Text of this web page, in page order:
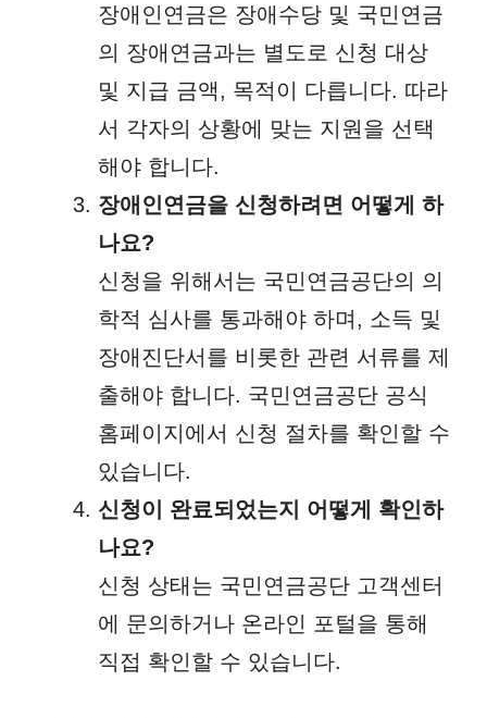
장애인연금은 장애수당 및 국민연금
의 장애연금과는 별도로 신청 대상
및 지급 금액, 목적이 다릅니다. 따라
서 각자의 상황에 맞는 지원을 선택
해야 합니다.
장애인연금을 신청하려면 어떻게 하
나요?
신청을 위해서는 국민연금공단의 의
학적 심사를 통과해야 하며, 소득 및
장애진단서를 비롯한 관련 서류를 제
출해야 합니다. 국민연금공단 공식
홈페이지에서 신청 절차를 확인할 수
있습니다.
신청이 완료되었는지 어떻게 확인하
나요?
신청 상태는 국민연금공단 고객센터
에 문의하거나 온라인 포털을 통해
직접 확인할 수 있습니다.